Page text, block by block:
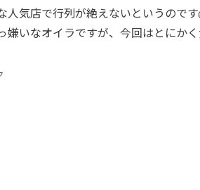
人気店で行列が絶えないというのです
嫌いなオイラですが、今回はとにか